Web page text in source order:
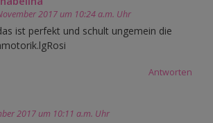
2017 um 10:24 a.m. Uhr
ist perfekt und schult ungemein die
Antworten
2017 um 10:11 a.m. Uhr